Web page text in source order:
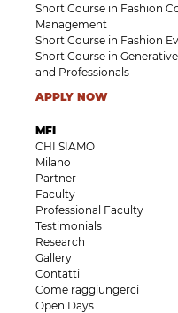
Short Course in Fashion
Management
Short Course in Fashion
Short Course in
and Professionals
APPLY NOW
MFI
CHI SIAMO
Milano
Partner
Faculty
Professional Faculty
Testimonials
Research
Gallery
Contatti
Come raggiungerci
Open Days